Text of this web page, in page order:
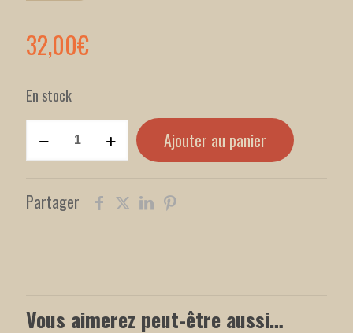
32,00€
En stock
grand
Ajouter au panier
Partager
Vous aimerez peut-être aussi…